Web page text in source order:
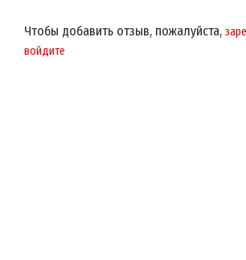
Чтобы добавить отзыв, пожалуйста,
войдите